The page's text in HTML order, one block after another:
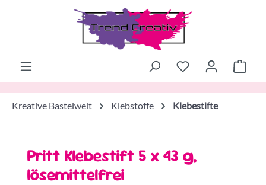
Zum Hauptinhalt springen
Kreative Bastelwelt Klebstoffe Klebestifte
Pritt Klebestift 5 x 43 g,
lösemittelfrei